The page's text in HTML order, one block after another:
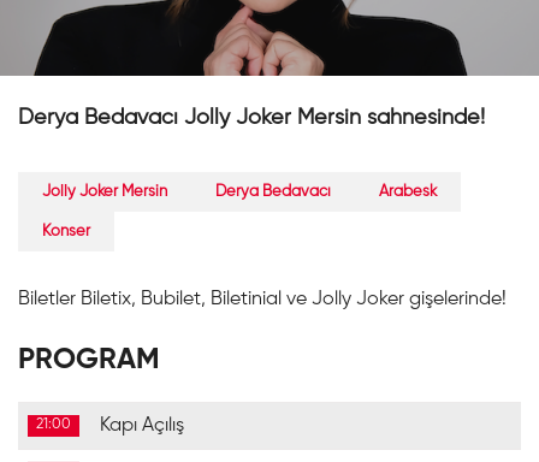
Derya Bedavacı Jolly Joker Mersin sahnesinde!
Jolly Joker Mersin Derya Bedavacı Arabesk
Konser
Biletler Biletix, Bubilet, Biletinial ve Jolly Joker gişelerinde!
PROGRAM
21:00 Kapı Açılış